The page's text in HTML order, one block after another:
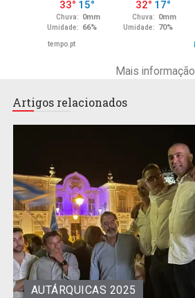
Mais informação
Artigos relacionados
AUTÁRQUICAS 2025